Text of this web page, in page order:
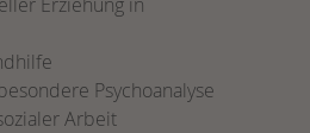
Psychoanalyse
Arbeit